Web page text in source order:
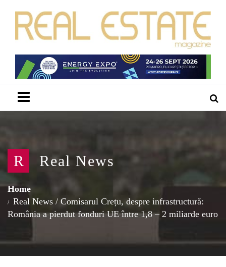
R Real News
Home
Real News / Comisarul Crețu, despre infrastructură:
România a pierdut fonduri UE între 1,8 – 2 miliarde euro